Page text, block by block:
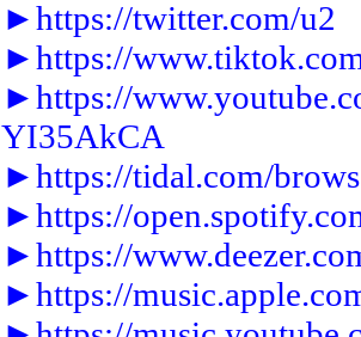
►https://twitter.com/u2
►https://
►https://
YI35AkCA
►https://tidal.com/
►https://
►https://
►https://